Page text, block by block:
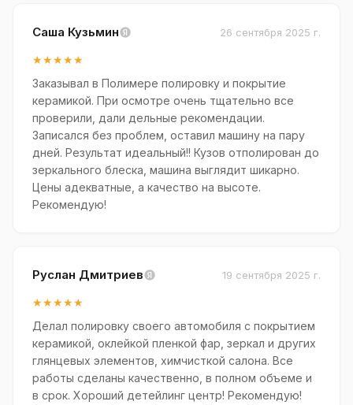
Саша Кузьмин 26 сентября 2025 г.
★★★★★
Заказывал в Полимере полировку и покрытие
керамикой. При осмотре очень тщательно все
проверили, дали дельные рекомендации.
Записался без проблем, оставил машину на пару
дней. Результат идеальный!! Кузов отполирован до
зеркального блеска, машина выглядит шикарно.
Цены адекватные, а качество на высоте.
Рекомендую!
Руслан Дмитриев 19 сентября 2025 г.
★★★★★
Делал полировку своего автомобиля с покрытием
керамикой, оклейкой пленкой фар, зеркал и других
глянцевых элементов, химчисткой салона. Все
работы сделаны качественно, в полном объеме и
в срок. Хороший детейлинг центр! Рекомендую!